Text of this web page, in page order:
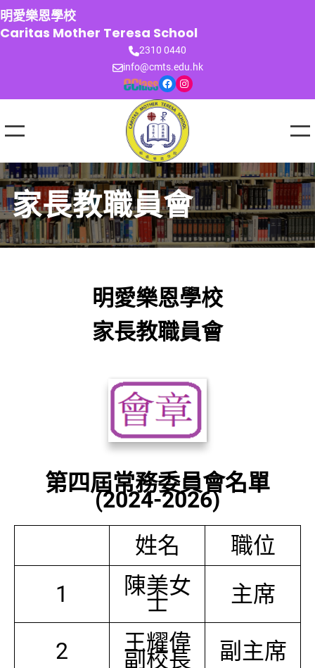
跳
至
主
明愛樂恩學校
Caritas Mother Teresa School
2310 0440
info@cmts.edu.hk
Facebook Instagram
家長教職員會
明愛樂恩學校
家長教職員會
第四屆常務委員會名單
(2024-2026)
姓名
職位
1
陳美女
士 主席
2 王耀偉
副校長 副主席